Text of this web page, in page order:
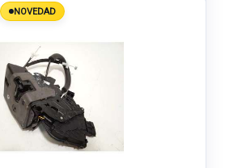
NOVEDAD